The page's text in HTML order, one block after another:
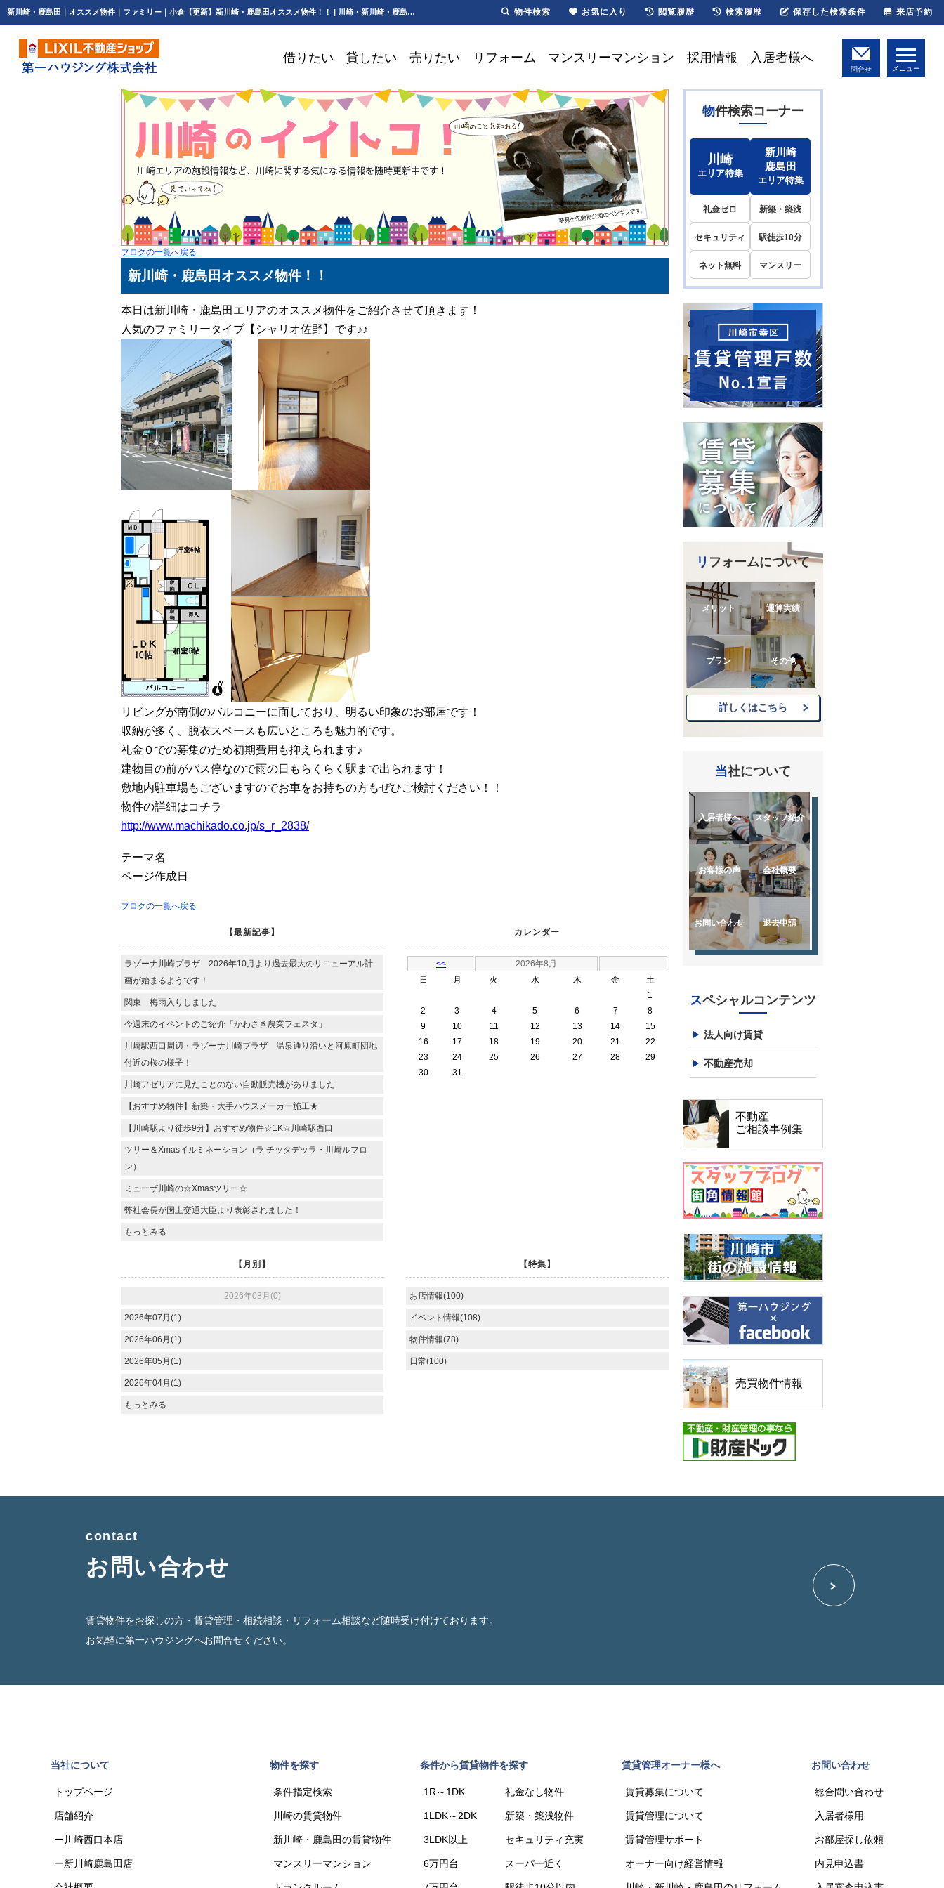
新川崎・鹿島田｜オススメ物件｜ファミリー｜小倉【更新】新川崎・鹿島田オススメ物件！！ | 川崎・新川崎・鹿島田の賃貸は第一ハウジング株式会社にお任せ下さい！
借りたい 貸したい 売りたい リフォーム マンスリーマンション 採用情報 入居者様へ
問合せ メニュー
ブログの一覧へ戻る
新川崎・鹿島田オススメ物件！！
本日は新川崎・鹿島田エリアのオススメ物件をご紹介させて頂きます！
人気のファミリータイプ【シャリオ佐野】です♪♪
リビングが南側のバルコニーに面しており、明るい印象のお部屋です！
収納が多く、脱衣スペースも広いところも魅力的です。
礼金０での募集のため初期費用も抑えられます♪
建物目の前がバス停なので雨の日もらくらく駅まで出られます！
敷地内駐車場もございますのでお車をお持ちの方もぜひご検討ください！！
物件の詳細はコチラ
http://www.machikado.co.jp/s_r_2838/
テーマ名
ページ作成日
ブログの一覧へ戻る
【最新記事】
ラゾーナ川崎プラザ 2026年10月より過去最大のリニューアル計
画が始まるようです！
関東 梅雨入りしました
今週末のイベントのご紹介「かわさき農業フェスタ」
川崎駅西口周辺・ラゾーナ川崎プラザ 温泉通り沿いと河原町団地
付近の桜の様子！
川崎アゼリアに見たことのない自動販売機がありました
【おすすめ物件】新築・大手ハウスメーカー施工★
【川崎駅より徒歩9分】おすすめ物件☆1K☆川崎駅西口
ツリー＆Xmasイルミネーション（ラ チッタデッラ・川崎ルフロ
ン）
ミューザ川崎の☆Xmasツリー☆
弊社会長が国土交通大臣より表彰されました！
もっとみる
カレンダー
<<
2026年8月
日
月 火 水 木 金
土
1
2
3 4 5 6 7
8
9
10 11 12 13 14
15
16
17 18 19 20 21
22
23
24 25 26 27 28
29
30
31
【月別】
2026年08月(0)
2026年07月(1)
2026年06月(1)
2026年05月(1)
2026年04月(1)
もっとみる
【特集】
お店情報(100)
イベント情報(108)
物件情報(78)
日常(100)
物件検索コーナー
川崎
エリア特集
新川崎
鹿島田
エリア特集
礼金ゼロ 新築・築浅
セキュリティ 駅徒歩10分
ネット無料 マンスリー
リフォームについて
メリット 通算実績
プラン その他
詳しくはこちら
当社について
入居者様へ スタッフ紹介
お客様の声 会社概要
お問い合わせ 退去申請
スペシャルコンテンツ
法人向け賃貸
不動産売却
不動産
ご相談事例集
売買物件情報
contact
お問い合わせ
賃貸物件をお探しの方・賃貸管理・相続相談・リフォーム相談など随時受け付けております。
お気軽に第一ハウジングへお問合せください。
当社について
トップページ
店舗紹介
ー川崎西口本店
ー新川崎鹿島田店
物件を探す
条件指定検索
川崎の賃貸物件
新川崎・鹿島田の賃貸物件
マンスリーマンション
条件から賃貸物件を探す
1R～1DK
1LDK～2DK
3LDK以上
6万円台
礼金なし物件
新築・築浅物件
セキュリティ充実
スーパー近く
賃貸管理オーナー様へ
賃貸募集について
賃貸管理について
賃貸管理サポート
オーナー向け経営情報
お問い合わせ
総合問い合わせ
入居者様用
お部屋探し依頼
内見申込書
物件検索 お気に入り 閲覧履歴 検索履歴 保存した検索条件 来店予約